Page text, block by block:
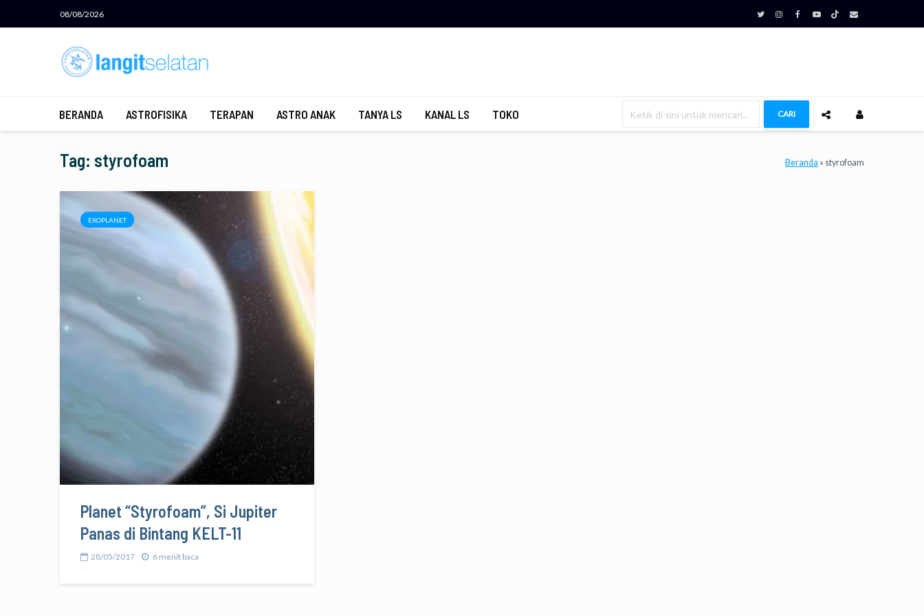
08/08/2026
BERANDA ASTROFISIKA TERAPAN ASTRO ANAK TANYA LS KANAL LS TOKO CARI
Tag: styrofoam Beranda » styrofoam
EXOPLANET
Planet “Styrofoam”, Si Jupiter
Panas di Bintang KELT-11
28/05/2017 6 menit baca